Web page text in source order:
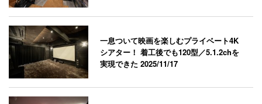
一息ついて映画を楽しむプライベート4K
シアター！ 着工後でも120型／5.1.2chを
実現できた2025/11/17